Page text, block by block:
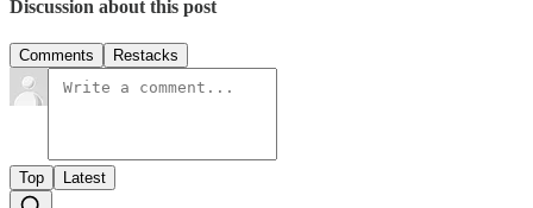
Discussion about this post
Comments Restacks
Top Latest